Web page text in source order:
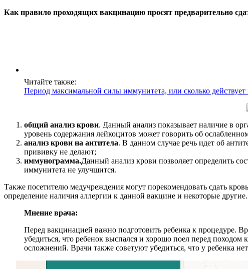
Как правило проходящих вакцинацию просят предварительно
Читайте также:
Период максимальной силы иммунитета, или сколько действует
общий анализ крови. Данный анализ показывает наличие в
уровень содержания лейкоцитов может говорить об
анализ крови на антитела. В данном случае речь идет об
прививку не делают;
иммунограмма.Данный анализ крови позволяет определить
иммунитета не улучшится.
Также посетителю медучреждения могут порекомендовать сдать
определение наличия аллергии к данной вакцине и некоторые другие.
Мнение врача:
Перед вакцинацией важно подготовить ребенка к процедуре.
убедиться, что ребенок выспался и хорошо поел перед
осложнений. Врачи также советуют убедиться, что у ребенка